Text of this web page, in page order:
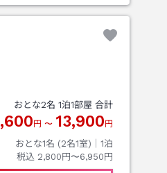
おとな2名 1泊1部屋 合計
円 〜 13,900 円
おとな1名 (2名1室)｜ 1泊
税込 2,800円〜6,950円